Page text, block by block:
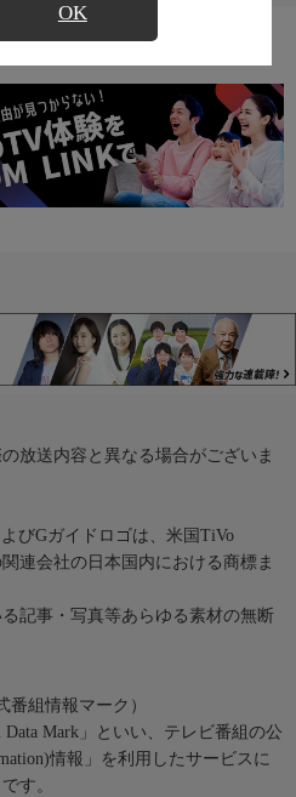
OK
放送内容と異なる場合がございま
びGガイドロゴは、米国TiVo
連会社の日本国内における商標ま
記事・写真等あらゆる素材の無断
番組情報マーク）
Mark」といい、テレビ番組の公
情報」を利用したサービスに
す。